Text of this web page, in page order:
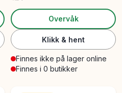
Overvåk
Klikk & hent
Finnes ikke på lager online
Finnes i 0 butikker